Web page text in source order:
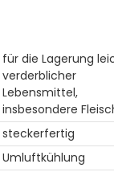
für die Lagerung
verderblicher
Lebensmittel,
insbesondere
steckerfertig
Umluftkühlung